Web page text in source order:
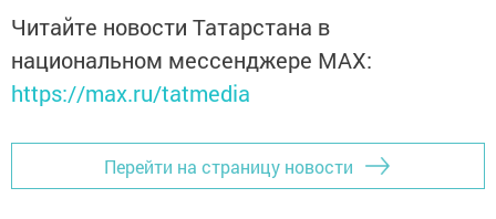
Читайте новости Татарстана в
национальном мессенджере MАХ:
https://max.ru/tatmedia
Перейти на страницу новости